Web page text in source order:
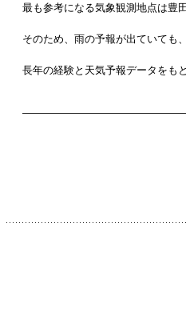
最も参考になる気象観測地点は豊
そのため、雨の予報が出ていても
長年の経験と天気予報データをも